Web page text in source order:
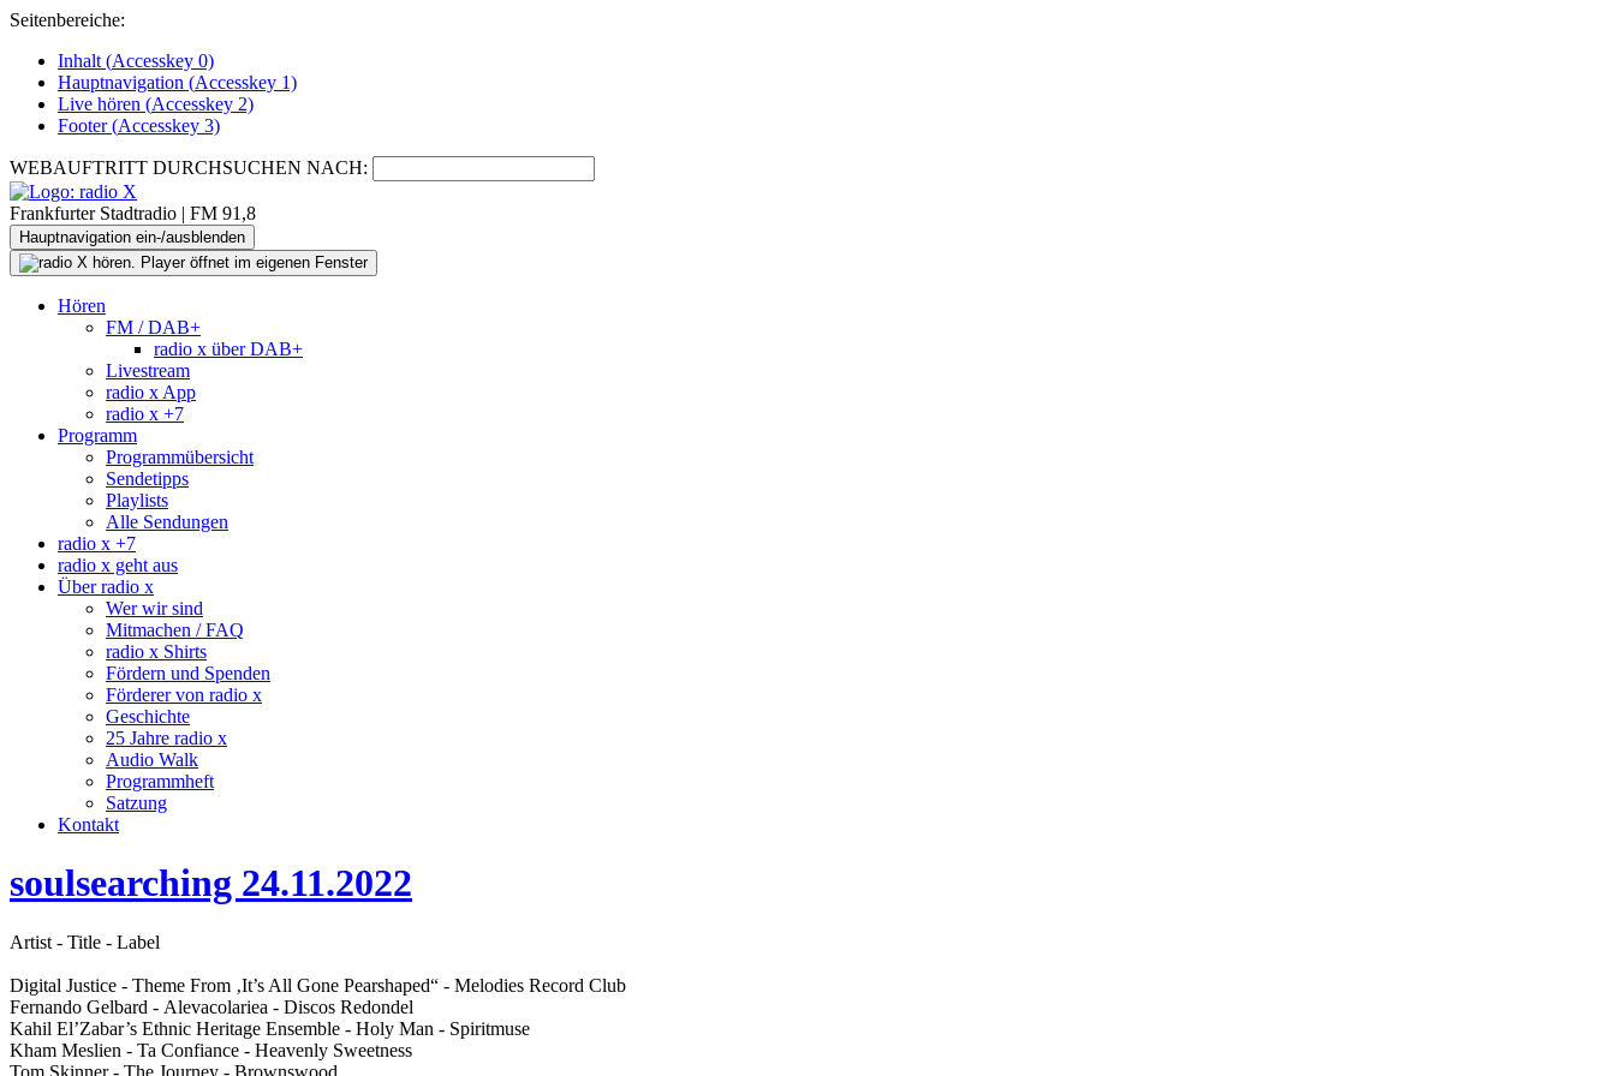
Seitenbereiche:
Inhalt (Accesskey 0)
Hauptnavigation (Accesskey 1)
Live hören (Accesskey 2)
Footer(Accesskey 3)
WEBAUFTRITT DURCHSUCHEN NACH:
Frankfurter Stadtradio | FM 91,8
Hauptnavigation ein-/ausblenden
Hören
FM / DAB+
radio x über DAB+
Livestream
radio x App
radio x +7
Programm
Programmübersicht
Sendetipps
Playlists
Alle Sendungen
radio x +7
radio x geht aus
Über radio x
Wer wir sind
Mitmachen / FAQ
radio x Shirts
Fördern und Spenden
Förderer von radio x
Geschichte
25 Jahre radio x
Audio Walk
Programmheft
Satzung
Kontakt
soulsearching 24.11.2022
Artist - Title - Label
Digital Justice - Theme From ‚It’s All Gone Pearshaped“ - Melodies Record Club
Fernando Gelbard - Alevacolariea - Discos Redondel
Kahil El’Zabar’s Ethnic Heritage Ensemble - Holy Man - Spiritmuse
Kham Meslien - Ta Confiance - Heavenly Sweetness
Tom Skinner - The Journey - Brownswood